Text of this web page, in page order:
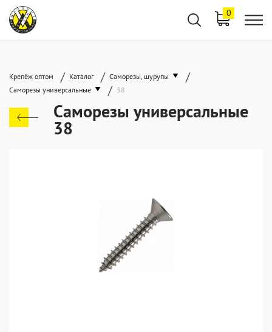
0
Крепёж оптом / Каталог / Саморезы, шурупы /
Саморезы универсальные / 38
Саморезы универсальные
38